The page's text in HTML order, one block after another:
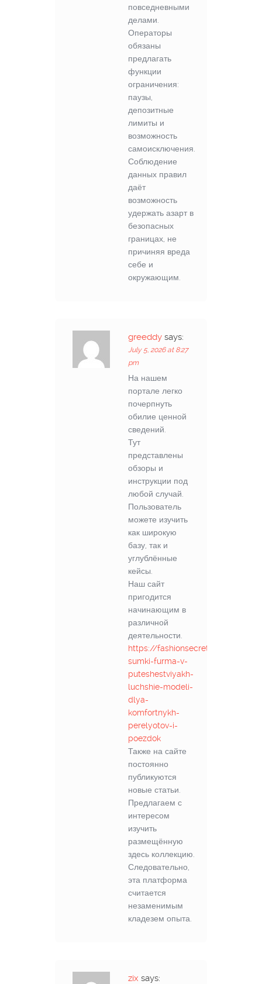
повседневными
делами.
Операторы
обязаны
предлагать
функции
ограничения:
паузы,
депозитные
лимиты и
возможность
самоисключения.
Соблюдение
данных правил
даёт
возможность
удержать азарт в
безопасных
границах, не
причиняя вреда
себе и
окружающим.
greeddy says:
July 5, 2026 at 8:27
pm
На нашем
портале легко
почерпнуть
обилие ценной
сведений.
Тут
представлены
обзоры и
инструкции под
любой случай.
Пользователь
можете изучить
как широкую
базу, так и
углублённые
кейсы.
Наш сайт
пригодится
начинающим в
различной
деятельности.
https://fashionsecret.ru/tsss/880-
sumki-furma-v-
puteshestviyakh-
luchshie-modeli-
dlya-
komfortnykh-
perelyotov-i-
poezdok
Также на сайте
постоянно
публикуются
новые статьи.
Предлагаем с
интересом
изучить
размещённую
здесь коллекцию.
Следовательно,
эта платформа
считается
незаменимым
кладезем опыта.
zix says: